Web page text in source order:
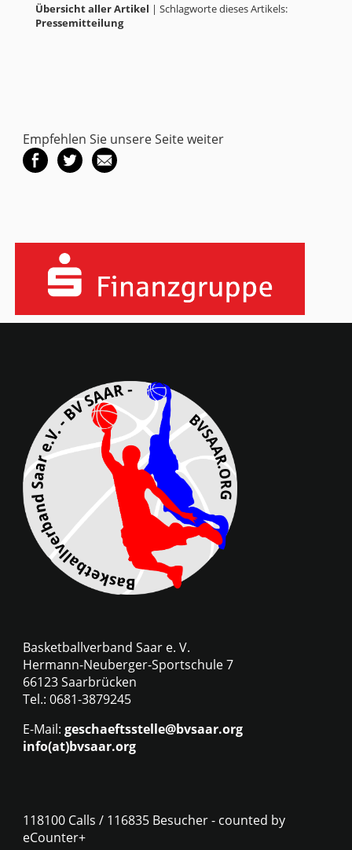
Übersicht aller Artikel | Schlagworte dieses Artikels:
Pressemitteilung
Empfehlen Sie unsere Seite weiter
Basketballverband Saar e. V.
Hermann-Neuberger-Sportschule 7
66123 Saarbrücken
Tel.: 0681-3879245
E-Mail: geschaeftsstelle@bvsaar.org
info(at)bvsaar.org
118100 Calls / 116835 Besucher - counted by
eCounter+